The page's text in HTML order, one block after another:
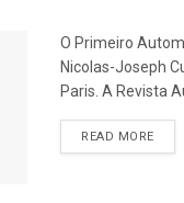
O Primeiro
Nicolas-Joseph
Paris. A Revista
READ MORE